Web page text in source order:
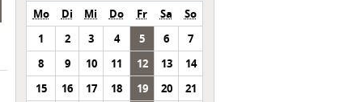
Mo Di Mi Do Fr Sa
So
1
2 3 4 5 6
7
8
9 10 11 12 13
14
15
16 17 18 19 20
21